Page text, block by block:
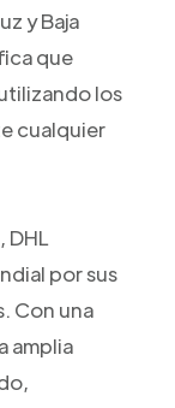
y Baja
que
los
cualquier
DHL
por sus
Con una
amplia